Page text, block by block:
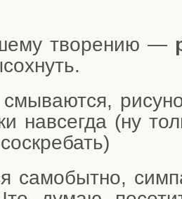
тво­ре­нию —
навсе­гда (ну
само­быт­но,